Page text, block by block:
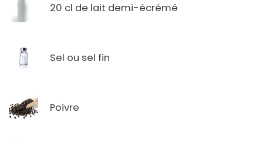
20 cl de lait demi-écrémé
Sel ou sel fin
Poivre